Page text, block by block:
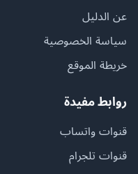
عن الدليل
سياسة الخصوصية
خريطة الموقع
روابط مفيدة
قنوات واتساب
قنوات تلجرام